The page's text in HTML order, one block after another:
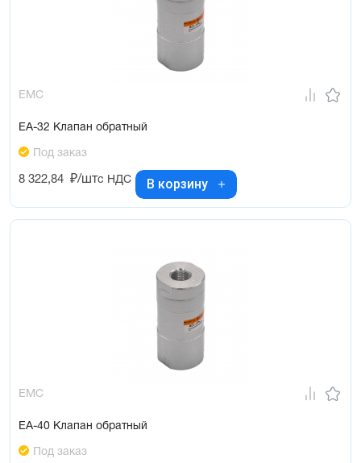
EMC
EA-32 Клапан обратный
Под заказ
8 322,84 ₽/штс НДС В корзину
EMC
EA-40 Клапан обратный
Под заказ